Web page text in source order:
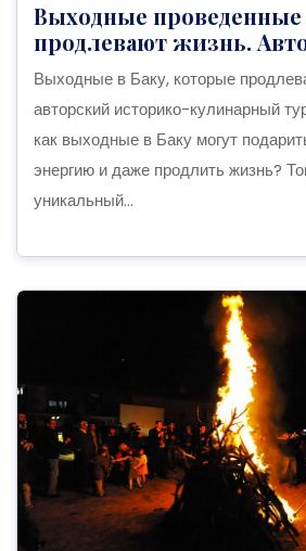
Выходные проведенные
продлевают жизнь.
Выходные в Баку, которые
авторский историко-кулинарный
как выходные в Баку могут
энергию и даже продлить жизнь?
уникальный...